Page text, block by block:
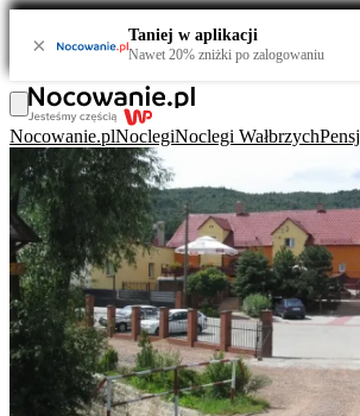
× Taniej w aplikacji
Nawet 20% zniżki po zalogowaniu
Nocowanie.plNoclegiNoclegi Wałbrzych